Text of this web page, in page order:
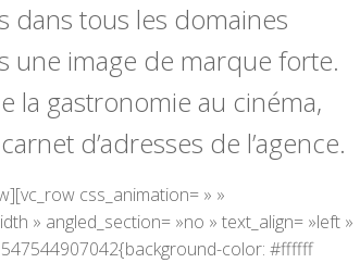
dans tous les domaines
une image de marque forte.
la gastronomie au cinéma,
d’adresses de l’agence.
css_animation= » »
» angled_section= »no » text_align= »left »
color: #ffffff